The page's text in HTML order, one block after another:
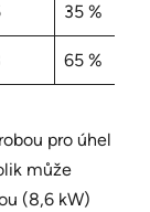
35 %
65 %
pro úhel
může
(8,6 kW)